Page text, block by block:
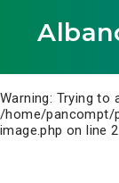
Warning: Trying to
/home/pancompt/
image.php on line